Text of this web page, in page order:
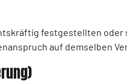
festgestellten
auf demselben